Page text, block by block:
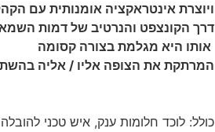
ויוצרת אינטראקציה אומנותית עם
דרך הקונצפט והנרטיב של דמות
אותו היא מגלמת בצורה קסומה
המרתקת את הצופה אליו / אליה
כולל: לוכד חלומות ענק, איש טכני